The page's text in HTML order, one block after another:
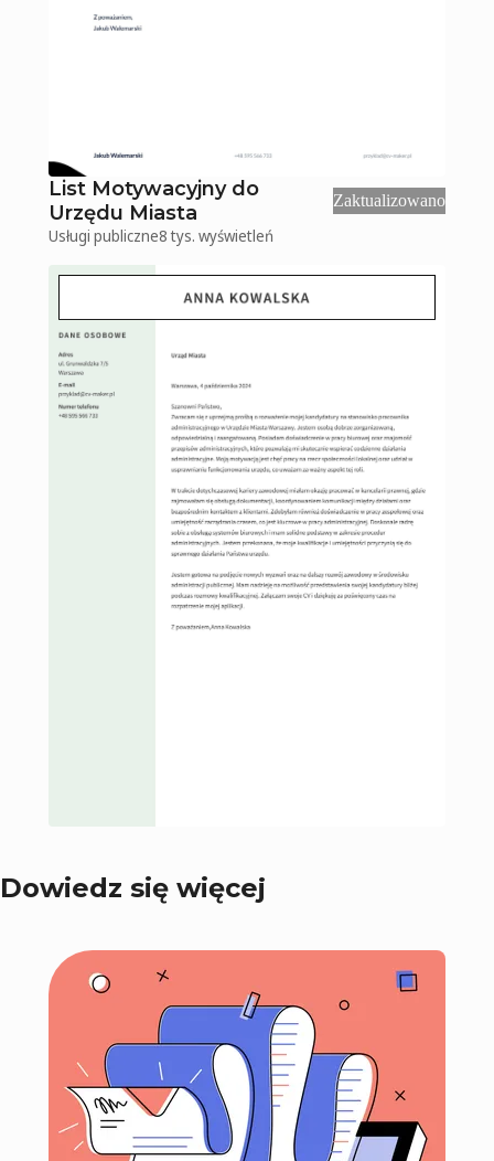
List Motywacyjny do
Urzędu Miasta
Zaktualizowano
Usługi publiczne8 tys. wyświetleń
Dowiedz się więcej